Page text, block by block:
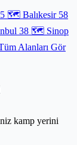
🗺️ Balıkesir 58
38 🗺️ Sinop
Alanları Gör
kamp yerini